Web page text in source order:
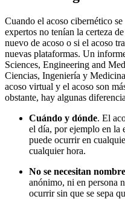
Cuando el acoso cibernético
expertos no tenían la certeza
nuevo de acoso o si el acoso
nuevas plataformas. Un
Sciences, Engineering and
Ciencias, Ingeniería y
acoso virtual y el acoso son
obstante, hay algunas
Cuándo y dónde. El
el día, por ejemplo en la
puede ocurrir en
cualquier hora.
No se necesitan
anónimo, ni en persona
ocurrir sin que se sepa